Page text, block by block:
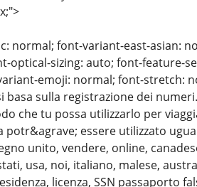
normal; font-variant-east-asian:
optical-sizing: auto; font-feature-
emoji: normal; font-stretch:
basa sulla registrazione dei
che tu possa utilizzarlo per
essere utilizzato
unito, vendere, online,
usa, noi, italiano, malese,
licenza, SSN passaporto